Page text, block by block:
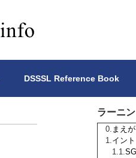
DSSSL Reference Book
ラーニ
まえが
イン